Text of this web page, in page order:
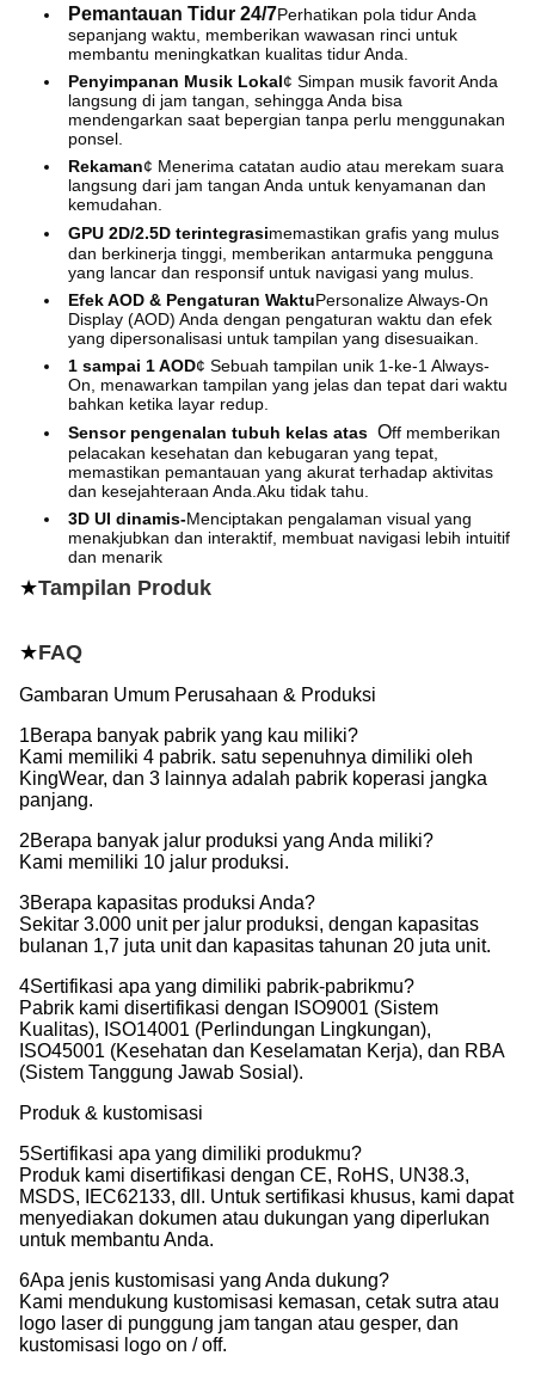
Pemantauan Tidur 24/7Perhatikan pola tidur Anda
sepanjang waktu, memberikan wawasan rinci untuk
membantu meningkatkan kualitas tidur Anda.
Penyimpanan Musik Lokal¢ Simpan musik favorit Anda
langsung di jam tangan, sehingga Anda bisa
mendengarkan saat bepergian tanpa perlu menggunakan
ponsel.
Rekaman¢ Menerima catatan audio atau merekam suara
langsung dari jam tangan Anda untuk kenyamanan dan
kemudahan.
GPU 2D/2.5D terintegrasimemastikan grafis yang mulus
dan berkinerja tinggi, memberikan antarmuka pengguna
yang lancar dan responsif untuk navigasi yang mulus.
Efek AOD & Pengaturan WaktuPersonalize Always-On
Display (AOD) Anda dengan pengaturan waktu dan efek
yang dipersonalisasi untuk tampilan yang disesuaikan.
1 sampai 1 AOD¢ Sebuah tampilan unik 1-ke-1 Always-
On, menawarkan tampilan yang jelas dan tepat dari waktu
bahkan ketika layar redup.
Sensor pengenalan tubuh kelas atas ️ Off memberikan
pelacakan kesehatan dan kebugaran yang tepat,
memastikan pemantauan yang akurat terhadap aktivitas
dan kesejahteraan Anda.Aku tidak tahu.
3D UI dinamis-Menciptakan pengalaman visual yang
menakjubkan dan interaktif, membuat navigasi lebih intuitif
dan menarik
★Tampilan Produk
★FAQ
Gambaran Umum Perusahaan & Produksi
1Berapa banyak pabrik yang kau miliki?
Kami memiliki 4 pabrik. satu sepenuhnya dimiliki oleh
KingWear, dan 3 lainnya adalah pabrik koperasi jangka
panjang.
2Berapa banyak jalur produksi yang Anda miliki?
Kami memiliki 10 jalur produksi.
3Berapa kapasitas produksi Anda?
Sekitar 3.000 unit per jalur produksi, dengan kapasitas
bulanan 1,7 juta unit dan kapasitas tahunan 20 juta unit.
4Sertifikasi apa yang dimiliki pabrik-pabrikmu?
Pabrik kami disertifikasi dengan ISO9001 (Sistem
Kualitas), ISO14001 (Perlindungan Lingkungan),
ISO45001 (Kesehatan dan Keselamatan Kerja), dan RBA
(Sistem Tanggung Jawab Sosial).
Produk & kustomisasi
5Sertifikasi apa yang dimiliki produkmu?
Produk kami disertifikasi dengan CE, RoHS, UN38.3,
MSDS, IEC62133, dll. Untuk sertifikasi khusus, kami dapat
menyediakan dokumen atau dukungan yang diperlukan
untuk membantu Anda.
6Apa jenis kustomisasi yang Anda dukung?
Kami mendukung kustomisasi kemasan, cetak sutra atau
logo laser di punggung jam tangan atau gesper, dan
kustomisasi logo on / off.